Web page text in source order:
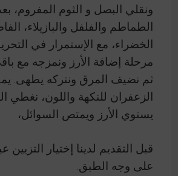
ونقلي البصل و الثوم المفروم،
الطماطم والفلفل والبازيلاء،
الخضراء، مع الإستمرار في
مرحلة إضافة الأرز ونمزجه مع
ثم نضيف المرق ونتركه يطهى.
الزعفران للنكهة واللون، نغطي
يستوي الأرز ويمتص السوائل،
قبل التقديم لدينا إختيار
على وجه الطبق.